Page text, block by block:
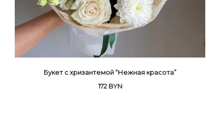
Букет с хризантемой “Нежная красота”
172 BYN